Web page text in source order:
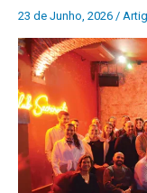
23 de Junho, 2026 /